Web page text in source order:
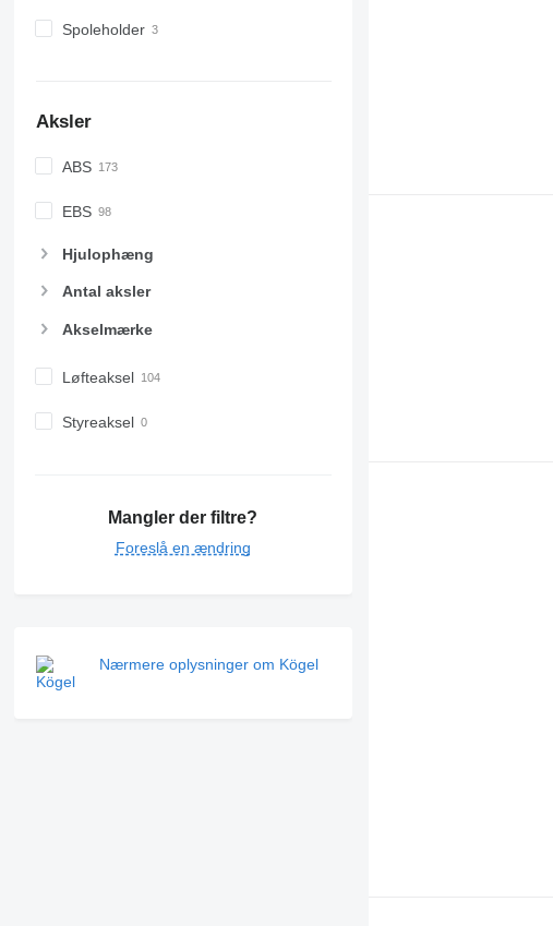
Spoleholder
Aksler
ABS
EBS
Hjulophæng
Antal aksler
Akselmærke
Løfteaksel
Styreaksel
Mangler der filtre?
Foreslå en ændring
Nærmere oplysninger om Kögel